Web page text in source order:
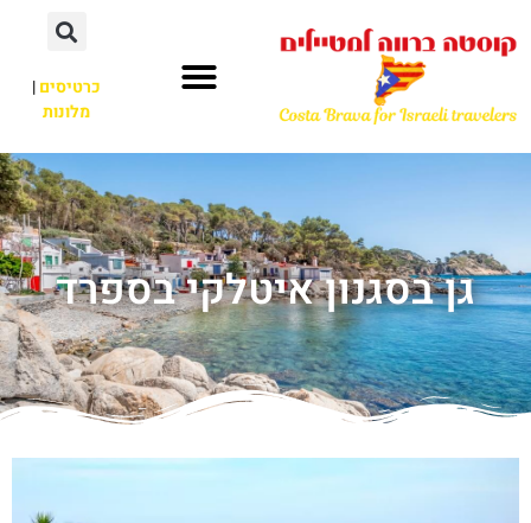
כרטיסים|
מלונות
גן בסגנון איטלקי בספרד